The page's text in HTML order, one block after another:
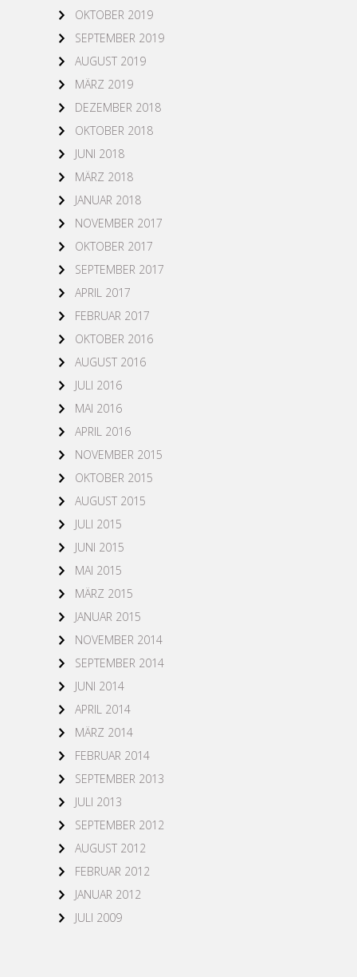
OKTOBER 2019
SEPTEMBER 2019
AUGUST 2019
MÄRZ 2019
DEZEMBER 2018
OKTOBER 2018
JUNI 2018
MÄRZ 2018
JANUAR 2018
NOVEMBER 2017
OKTOBER 2017
SEPTEMBER 2017
APRIL 2017
FEBRUAR 2017
OKTOBER 2016
AUGUST 2016
JULI 2016
MAI 2016
APRIL 2016
NOVEMBER 2015
OKTOBER 2015
AUGUST 2015
JULI 2015
JUNI 2015
MAI 2015
MÄRZ 2015
JANUAR 2015
NOVEMBER 2014
SEPTEMBER 2014
JUNI 2014
APRIL 2014
MÄRZ 2014
FEBRUAR 2014
SEPTEMBER 2013
JULI 2013
SEPTEMBER 2012
AUGUST 2012
FEBRUAR 2012
JANUAR 2012
JULI 2009